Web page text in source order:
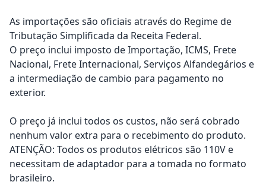
As importações são oficiais através do Regime de
Tributação Simplificada da Receita Federal.
O preço inclui imposto de Importação, ICMS, Frete
Nacional, Frete Internacional, Serviços Alfandegários e
a intermediação de cambio para pagamento no
exterior.
O preço já inclui todos os custos, não será cobrado
nenhum valor extra para o recebimento do produto.
ATENÇÃO: Todos os produtos elétricos são 110V e
necessitam de adaptador para a tomada no formato
brasileiro.